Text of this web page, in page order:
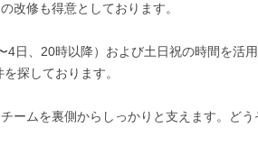
改修も得意としております。
日、20時以降）および土日祝の時間を活用
探しております。
ームを裏側からしっかりと支えます。どう